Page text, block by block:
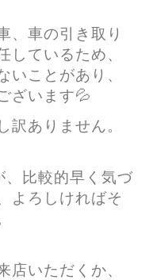
、車の引き取り
しているため、
いことがあり、
ざいます💦
訳ありません。
、比較的早く気づ
よろしければそ
店いただくか、